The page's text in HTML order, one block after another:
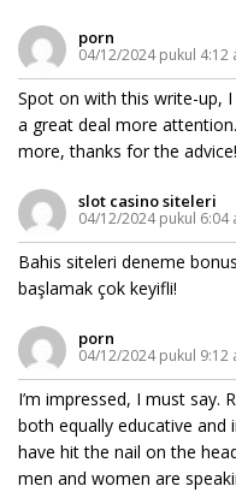
porn
04/12/2024 pukul 4:12
Spot on with this write-up,
a great deal more
more, thanks for the advice!
slot casino siteleri
04/12/2024 pukul 6:04
Bahis siteleri deneme
başlamak çok keyifli!
porn
04/12/2024 pukul 9:12
I’m impressed, I must say.
both equally educative
have hit the nail on the
men and women are